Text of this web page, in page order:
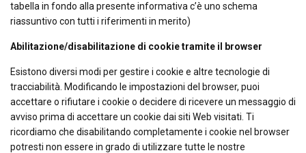
tabella in fondo alla presente informativa c’è uno schema
riassuntivo con tutti i riferimenti in merito)
Abilitazione/disabilitazione di cookie tramite il browser
Esistono diversi modi per gestire i cookie e altre tecnologie di
tracciabilità. Modificando le impostazioni del browser, puoi
accettare o rifiutare i cookie o decidere di ricevere un messaggio di
avviso prima di accettare un cookie dai siti Web visitati. Ti
ricordiamo che disabilitando completamente i cookie nel browser
potresti non essere in grado di utilizzare tutte le nostre